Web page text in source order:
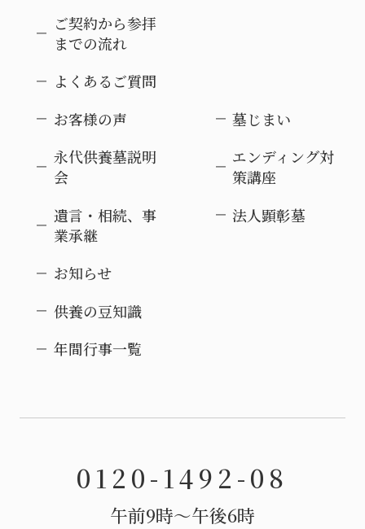
ご契約から参拝
までの流れ
よくあるご質問
お客様の声
墓じまい
永代供養墓説明
会
エンディング対
策講座
遺言・相続、事
業承継
法人顕彰墓
お知らせ
供養の豆知識
年間行事一覧
0120-1492-08
午前9時〜午後6時